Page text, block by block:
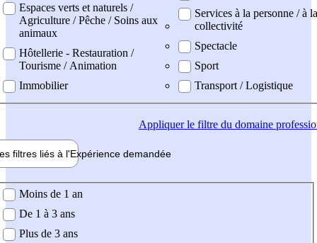
Espaces verts et naturels /
Agriculture / Pêche / Soins aux
animaux
Hôtellerie - Restauration /
Tourisme / Animation
Immobilier
Services à la personne / à la
collectivité
Spectacle
Sport
Transport / Logistique
Appliquerle filtre du domaine
filtres liés à l'Expérience demandée
demandée
Moins de 1 an
De 1 à 3 ans
Plus de 3 ans